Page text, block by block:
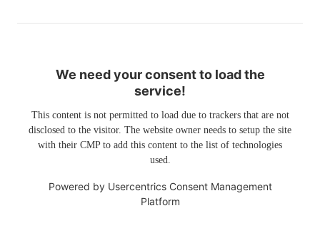
We need your consent to load the
service!
This content is not permitted to load due to trackers that are not
disclosed to the visitor. The website owner needs to setup the site
with their CMP to add this content to the list of technologies
used.
Powered by Usercentrics Consent Management
Platform